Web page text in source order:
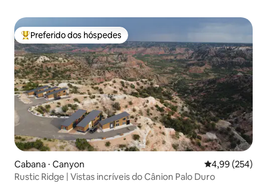
Entre os melhores preferidos dos hóspedes
Preferido dos hóspedes
Cabana ⋅ Canyon 4,99 de uma
4,99 (254)
Rustic Ridge | Vistas incríveis do Cânion Palo Duro